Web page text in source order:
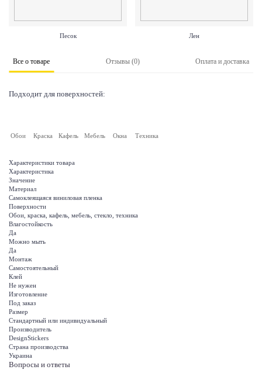
Песок Лен
Все о товаре Отзывы (0) Оплата и доставка
Подходит для поверхностей:
Обои Краска Кафель Мебель Окна Техника
Характеристики товара
Характеристика
Значение
Материал
Самоклеящаяся виниловая пленка
Поверхности
Обои, краска, кафель, мебель, стекло, техника
Влагостойкость
Да
Можно мыть
Да
Монтаж
Самостоятельный
Клей
Не нужен
Изготовление
Под заказ
Размер
Стандартный или индивидуальный
Производитель
DesignStickers
Страна производства
Украина
Вопросы и ответы